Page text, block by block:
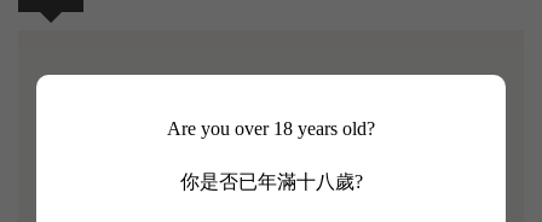
Are you over 18 years old?
你是否已年滿十八歲?
James Suckling評分：92/100